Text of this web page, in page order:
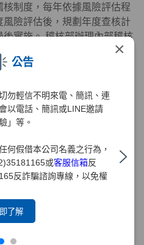
×
公告
勿輕信不明來電、簡訊、連
以電話、簡訊或LINE邀請
」等。
何假借本公司名義之行為，
或客服信箱反
反詐騙諮詢專線，以免權
了解
制度，每年依據風險評估程
險評估後，規劃年度查核計
實施。 稽核部辦理內部稽核
受檢單位之性質，分別揭露
失或弊端之檢查意見及對失職
、會計師、金控公司及自行
及內部控制制度聲明書所列
蹤覆查，列為對各部門績效
行評估辦法」，建立自行評